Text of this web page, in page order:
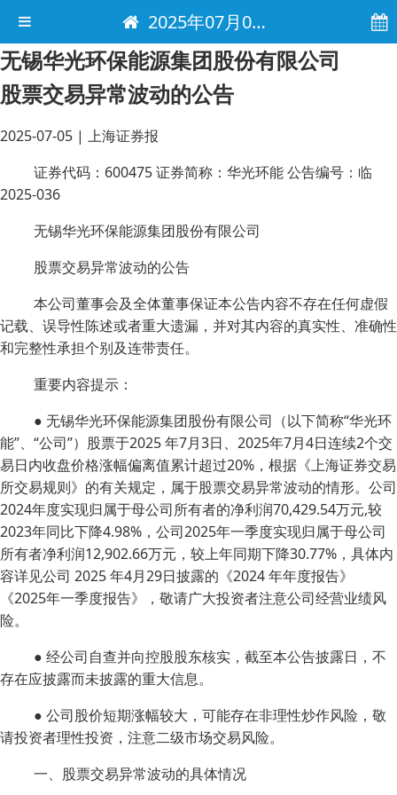
2025年07月05日 电子报
无锡华光环保能源集团股份有限公司
股票交易异常波动的公告
2025-07-05 | 上海证券报
证券代码：600475 证券简称：华光环能 公告编号：临
2025-036
无锡华光环保能源集团股份有限公司
股票交易异常波动的公告
本公司董事会及全体董事保证本公告内容不存在任何虚假
记载、误导性陈述或者重大遗漏，并对其内容的真实性、准确性
和完整性承担个别及连带责任。
重要内容提示：
● 无锡华光环保能源集团股份有限公司（以下简称“华光环
能”、“公司”）股票于2025 年7月3日、2025年7月4日连续2个交
易日内收盘价格涨幅偏离值累计超过20%，根据《上海证券交易
所交易规则》的有关规定，属于股票交易异常波动的情形。公司
2024年度实现归属于母公司所有者的净利润70,429.54万元,较
2023年同比下降4.98%，公司2025年一季度实现归属于母公司
所有者净利润12,902.66万元，较上年同期下降30.77%，具体内
容详见公司 2025 年4月29日披露的《2024 年年度报告》
《2025年一季度报告》，敬请广大投资者注意公司经营业绩风
险。
● 经公司自查并向控股股东核实，截至本公告披露日，不
存在应披露而未披露的重大信息。
● 公司股价短期涨幅较大，可能存在非理性炒作风险，敬
请投资者理性投资，注意二级市场交易风险。
一、股票交易异常波动的具体情况